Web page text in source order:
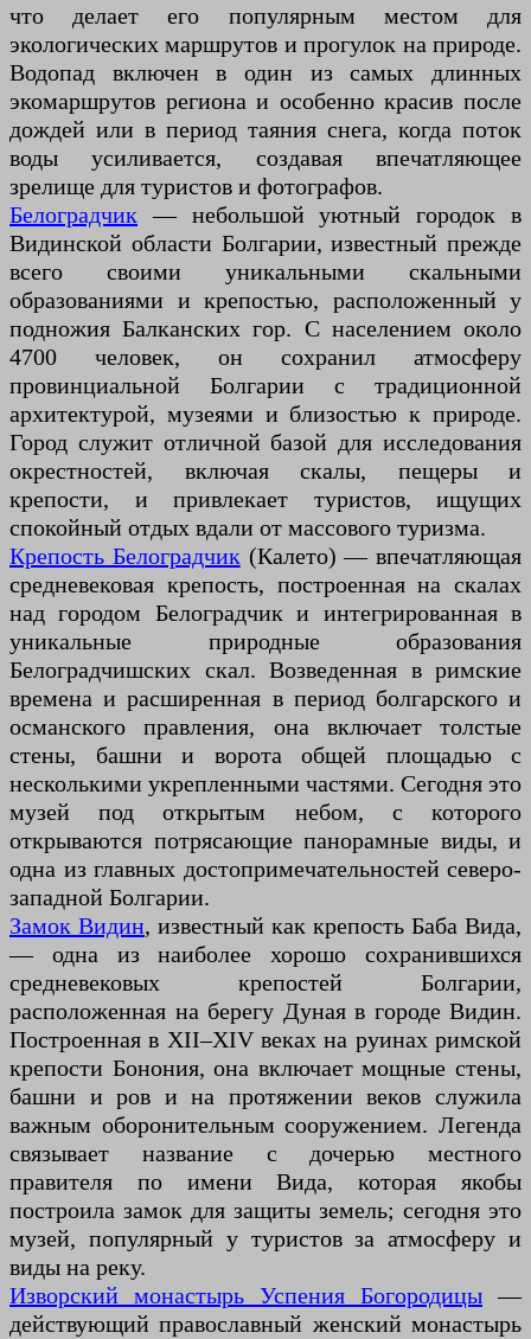
что делает его популярным местом для
экологических маршрутов и прогулок на природе.
Водопад включен в один из самых длинных
экомаршрутов региона и особенно красив после
дождей или в период таяния снега, когда поток
воды усиливается, создавая впечатляющее
зрелище для туристов и фотографов.
Белоградчик — небольшой уютный городок в
Видинской области Болгарии, известный прежде
всего своими уникальными скальными
образованиями и крепостью, расположенный у
подножия Балканских гор. С населением около
4700 человек, он сохранил атмосферу
провинциальной Болгарии с традиционной
архитектурой, музеями и близостью к природе.
Город служит отличной базой для исследования
окрестностей, включая скалы, пещеры и
крепости, и привлекает туристов, ищущих
спокойный отдых вдали от массового туризма.
Крепость Белоградчик (Калето) — впечатляющая
средневековая крепость, построенная на скалах
над городом Белоградчик и интегрированная в
уникальные природные образования
Белоградчишских скал. Возведенная в римские
времена и расширенная в период болгарского и
османского правления, она включает толстые
стены, башни и ворота общей площадью с
несколькими укрепленными частями. Сегодня это
музей под открытым небом, с которого
открываются потрясающие панорамные виды, и
одна из главных достопримечательностей северо-
западной Болгарии.
Замок Видин, известный как крепость Баба Вида,
— одна из наиболее хорошо сохранившихся
средневековых крепостей Болгарии,
расположенная на берегу Дуная в городе Видин.
Построенная в XII–XIV веках на руинах римской
крепости Бонония, она включает мощные стены,
башни и ров и на протяжении веков служила
важным оборонительным сооружением. Легенда
связывает название с дочерью местного
правителя по имени Вида, которая якобы
построила замок для защиты земель; сегодня это
музей, популярный у туристов за атмосферу и
виды на реку.
Изворский монастырь Успения Богородицы —
действующий православный женский монастырь